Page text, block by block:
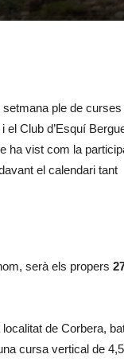
ple de curses
el Club d’Esquí
ha vist com la
el calendari tant
serà els propers
de Corbera,
cursa vertical de 4,5